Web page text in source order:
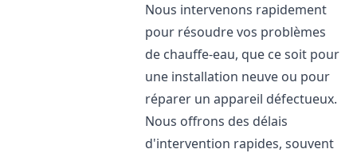
Nous intervenons rapidement
pour résoudre vos problèmes
de chauffe-eau, que ce soit pour
une installation neuve ou pour
réparer un appareil défectueux.
Nous offrons des délais
d'intervention rapides, souvent